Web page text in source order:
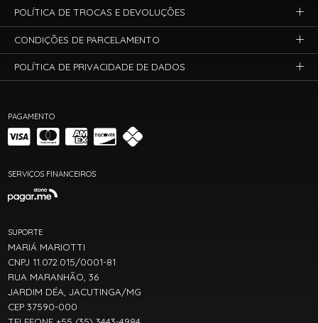
PAGAMENTO
SERVIÇOS FINANCEIROS
SUPORTE
MARIÁ MARIOTTI
CNPJ 11.072.015/0001-81
RUA MARANHÃO, 36
JARDIM DÉA, JACUTINGA/MG
CEP 37590-000
POLÍTICA DE TROCAS E DEVOLUÇÕES
CONDIÇÕES DE PARCELAMENTO
POLÍTICA DE PRIVACIDADE DE DADOS